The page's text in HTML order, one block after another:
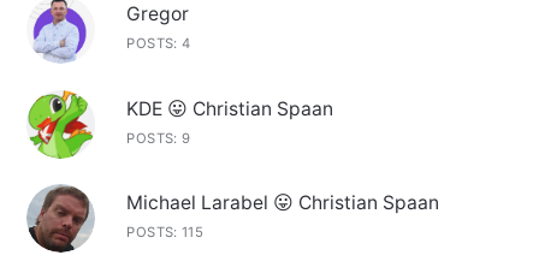
Gregor
POSTS: 4
KDE 😛 Christian Spaan
POSTS: 9
Michael Larabel 😛 Christian Spaan
POSTS: 115